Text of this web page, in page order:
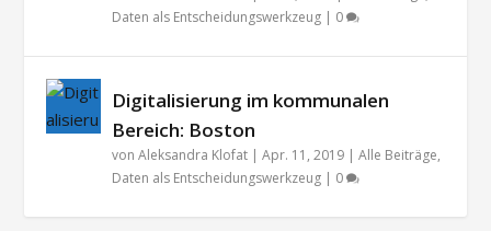
Daten als Entscheidungswerkzeug | 0
Digitalisierung im kommunalen
Bereich: Boston
vonAleksandra Klofat |Apr. 11, 2019 |Alle Beiträge,
Daten als Entscheidungswerkzeug | 0